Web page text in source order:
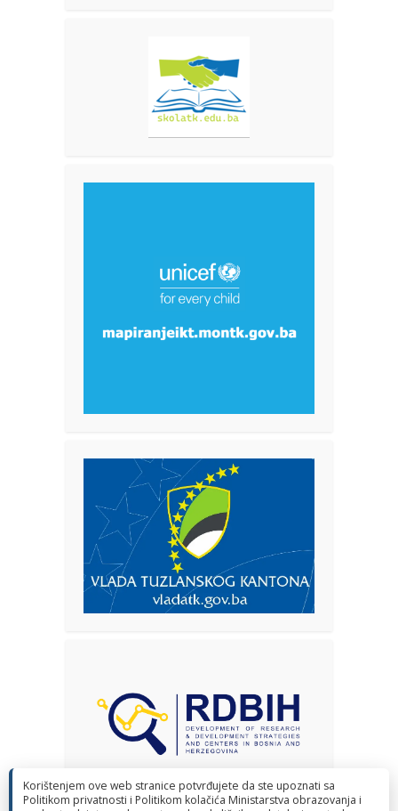
Korištenjem ove web stranice potvrđujete da ste upoznati sa
Politikom privatnosti i Politikom kolačića Ministarstva obrazovanja i